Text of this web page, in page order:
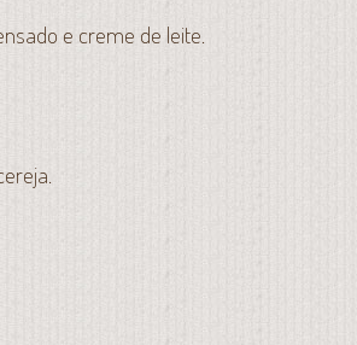
e creme de leite.